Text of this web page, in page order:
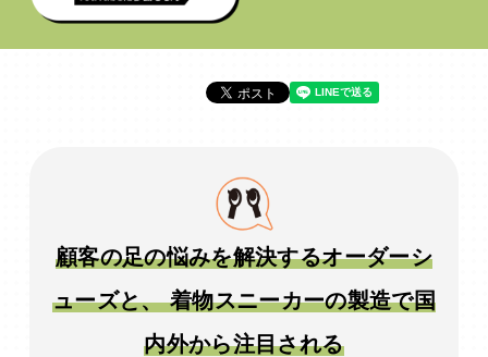
顧客の足の悩みを解決するオーダーシ
ューズと、 着物スニーカーの製造で国
内外から注目される